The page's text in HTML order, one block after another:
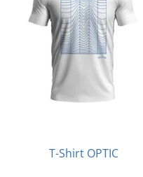
T-Shirt OPTIC